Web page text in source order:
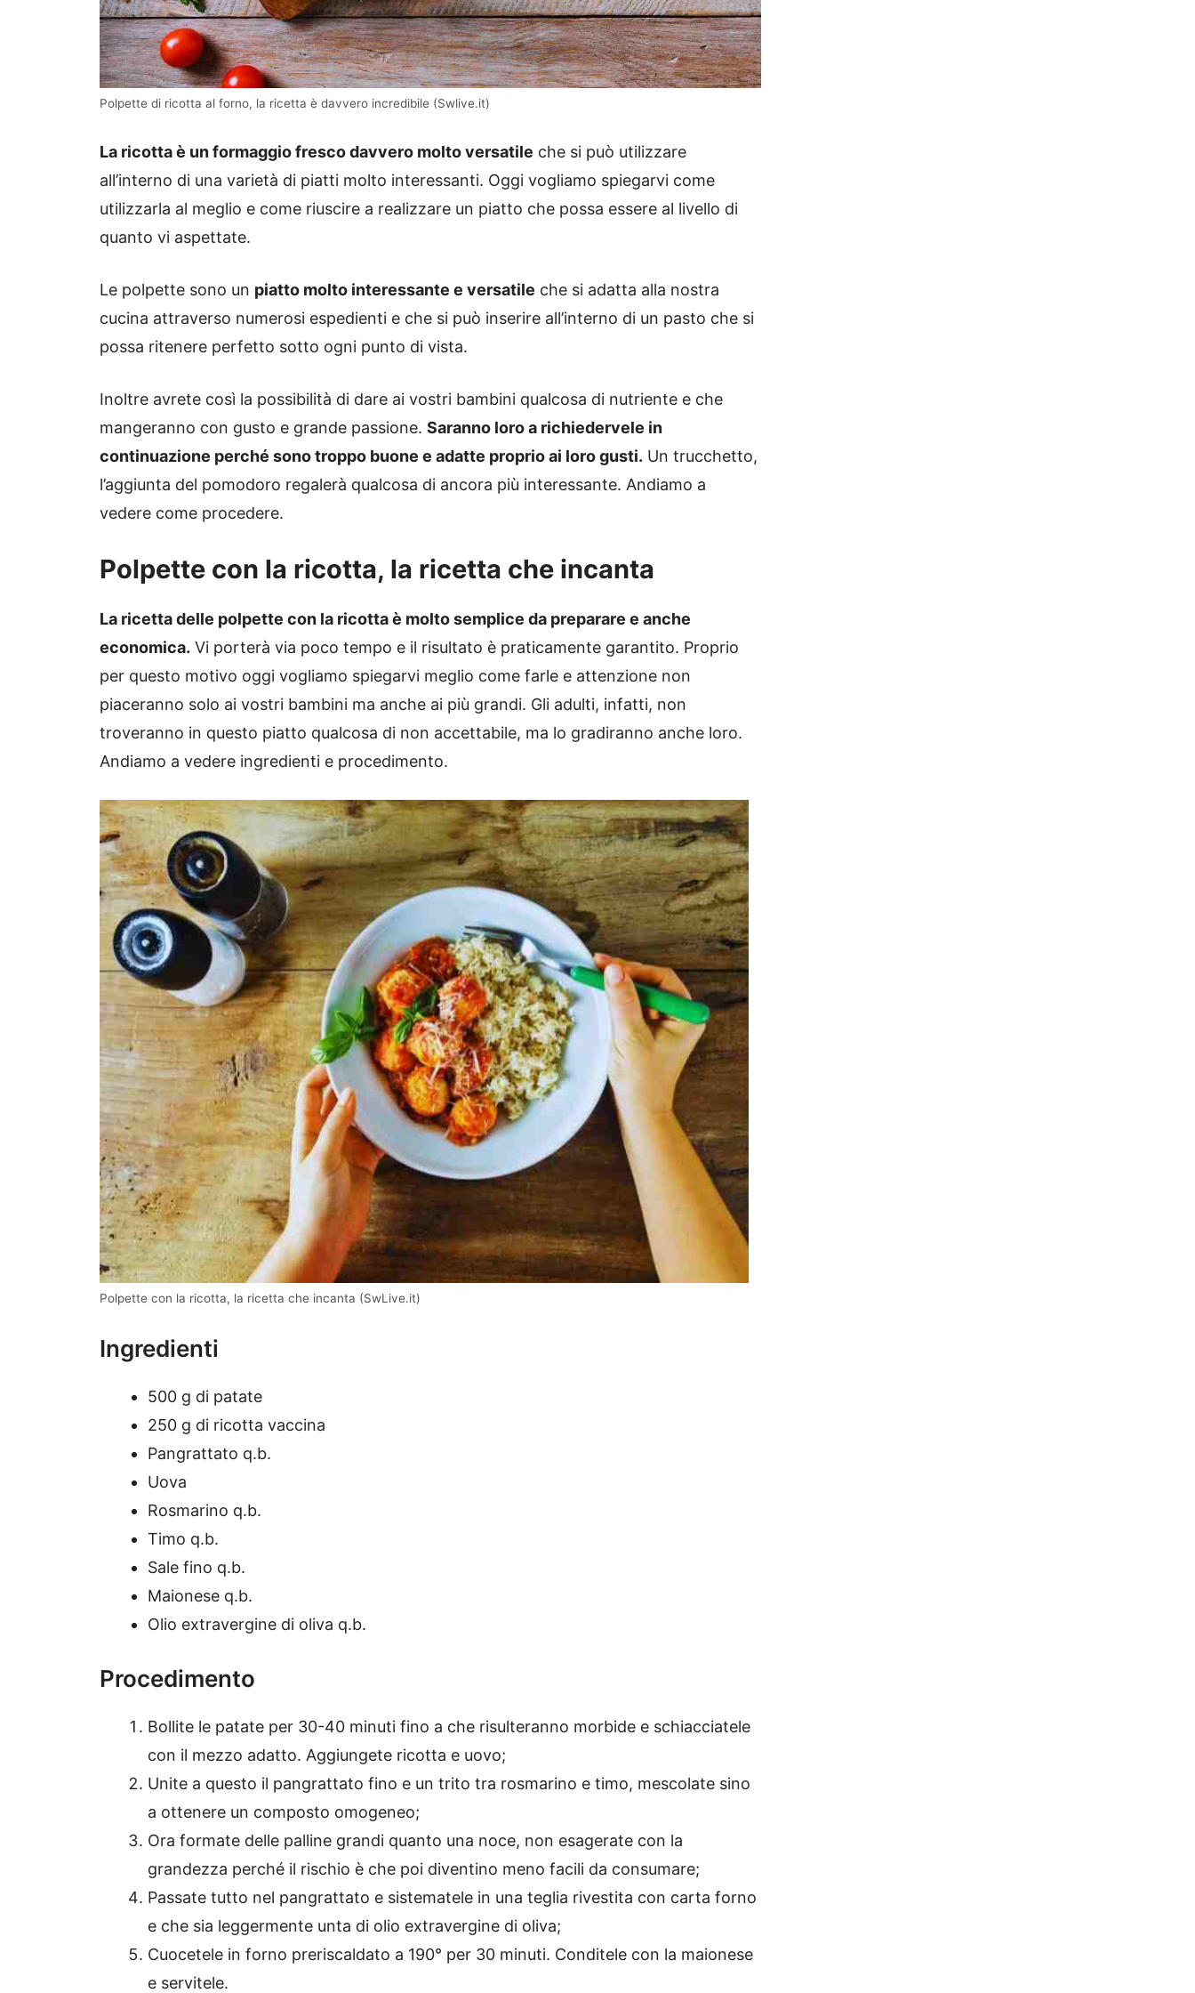
Polpette di ricotta al forno, la ricetta è davvero incredibile (Swlive.it)
La ricotta è un formaggio fresco davvero molto versatile che si può utilizzare
all’interno di una varietà di piatti molto interessanti. Oggi vogliamo spiegarvi come
utilizzarla al meglio e come riuscire a realizzare un piatto che possa essere al livello di
quanto vi aspettate.
Le polpette sono un piatto molto interessante e versatile che si adatta alla nostra
cucina attraverso numerosi espedienti e che si può inserire all’interno di un pasto che si
possa ritenere perfetto sotto ogni punto di vista.
Inoltre avrete così la possibilità di dare ai vostri bambini qualcosa di nutriente e che
mangeranno con gusto e grande passione. Saranno loro a richiedervele in
continuazione perché sono troppo buone e adatte proprio ai loro gusti. Un trucchetto,
l’aggiunta del pomodoro regalerà qualcosa di ancora più interessante. Andiamo a
vedere come procedere.
Polpette con la ricotta, la ricetta che incanta
La ricetta delle polpette con la ricotta è molto semplice da preparare e anche
economica. Vi porterà via poco tempo e il risultato è praticamente garantito. Proprio
per questo motivo oggi vogliamo spiegarvi meglio come farle e attenzione non
piaceranno solo ai vostri bambini ma anche ai più grandi. Gli adulti, infatti, non
troveranno in questo piatto qualcosa di non accettabile, ma lo gradiranno anche loro.
Andiamo a vedere ingredienti e procedimento.
Polpette con la ricotta, la ricetta che incanta (SwLive.it)
Ingredienti
500 g di patate
250 g di ricotta vaccina
Pangrattato q.b.
Uova
Rosmarino q.b.
Timo q.b.
Sale fino q.b.
Maionese q.b.
Olio extravergine di oliva q.b.
Procedimento
Bollite le patate per 30-40 minuti fino a che risulteranno morbide e schiacciatele
con il mezzo adatto. Aggiungete ricotta e uovo;
Unite a questo il pangrattato fino e un trito tra rosmarino e timo, mescolate sino
a ottenere un composto omogeneo;
Ora formate delle palline grandi quanto una noce, non esagerate con la
grandezza perché il rischio è che poi diventino meno facili da consumare;
Passate tutto nel pangrattato e sistematele in una teglia rivestita con carta forno
e che sia leggermente unta di olio extravergine di oliva;
Cuocetele in forno preriscaldato a 190° per 30 minuti. Conditele con la maionese
e servitele.